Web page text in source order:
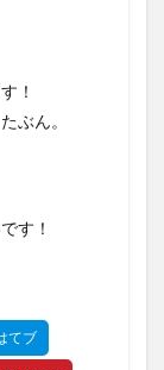
！
ぶん。
す！